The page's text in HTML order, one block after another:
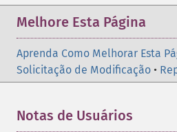
Melhore Esta Página
Aprenda Como Melhorar Esta
Solicitação de Modificação •
Notas de Usuários